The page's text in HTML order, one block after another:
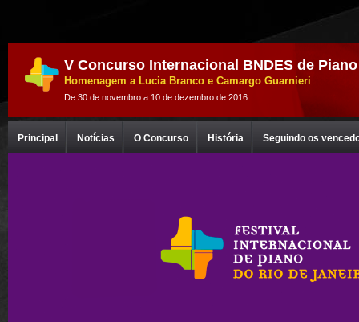
V Concurso Internacional BNDES de Piano
Homenagem a Lucia Branco e Camargo Guarnieri
De 30 de novembro a 10 de dezembro de 2016
Principal Notícias O Concurso História Seguindo os